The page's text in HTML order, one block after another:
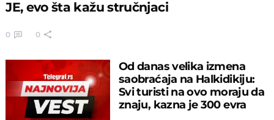
JE, evo šta kažu stručnjaci
0 0
Od danas velika izmena
saobraćaja na Halkidikiju:
Svi turisti na ovo moraju da
znaju, kazna je 300 evra